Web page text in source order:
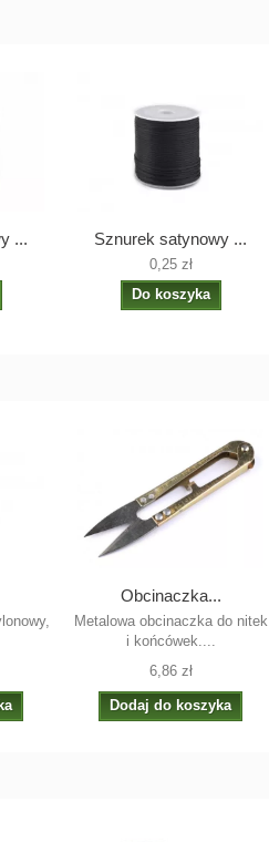
... Sznurek satynowy ...
0,25 zł
Do koszyka
Obcinaczka...
Metalowa obcinaczka do nitek
i końcówek....
6,86 zł
Dodaj do koszyka